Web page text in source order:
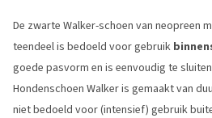
De zwarte Walker-schoen van neopreen
teendeel is bedoeld voor gebruik
goede pasvorm en is eenvoudig te
Hondenschoen Walker is gemaakt van
niet bedoeld voor (intensief) gebruik